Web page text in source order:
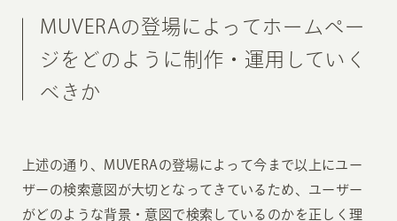
MUVERAの登場によってホームペー
ジをどのように制作・運用していく
べきか
上述の通り、MUVERAの登場によって今まで以上にユー
ザーの検索意図が大切となってきているため、ユーザー
がどのような背景・意図で検索しているのかを正しく理